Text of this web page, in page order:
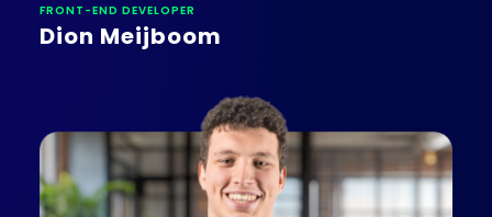
FRONT-END DEVELOPER
Dion Meijboom